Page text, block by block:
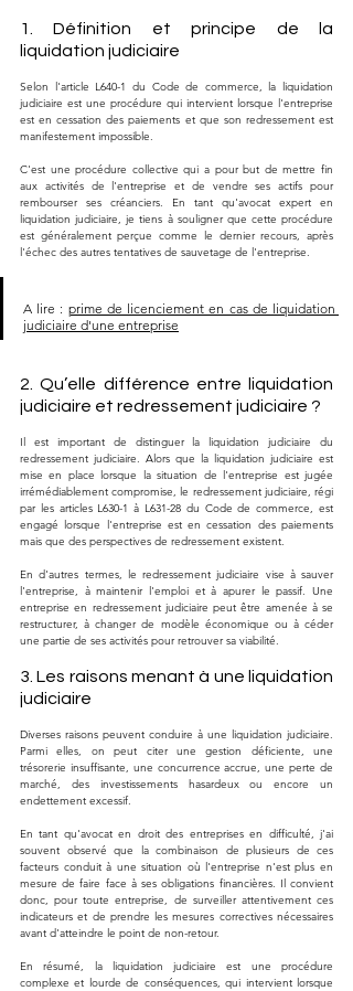
1. Définition et principe de la
liquidation judiciaire
Selon l'article L640-1 du Code de commerce, la liquidation
judiciaire est une procédure qui intervient lorsque l'entreprise
est en cessation des paiements et que son redressement est
manifestement impossible.
C'est une procédure collective qui a pour but de mettre fin
aux activités de l'entreprise et de vendre ses actifs pour
rembourser ses créanciers. En tant qu'avocat expert en
liquidation judiciaire, je tiens à souligner que cette procédure
est généralement perçue comme le dernier recours, après
l'échec des autres tentatives de sauvetage de l'entreprise.
A lire : prime de licenciement en cas de liquidation
judiciaire d'une entreprise
2. Qu’elle différence entre liquidation
judiciaire et redressement judiciaire ?
Il est important de distinguer la liquidation judiciaire du
redressement judiciaire. Alors que la liquidation judiciaire est
mise en place lorsque la situation de l'entreprise est jugée
irrémédiablement compromise, le redressement judiciaire, régi
par les articles L630-1 à L631-28 du Code de commerce, est
engagé lorsque l'entreprise est en cessation des paiements
mais que des perspectives de redressement existent.
En d'autres termes, le redressement judiciaire vise à sauver
l'entreprise, à maintenir l'emploi et à apurer le passif. Une
entreprise en redressement judiciaire peut être amenée à se
restructurer, à changer de modèle économique ou à céder
une partie de ses activités pour retrouver sa viabilité.
3. Les raisons menant à une liquidation
judiciaire
Diverses raisons peuvent conduire à une liquidation judiciaire.
Parmi elles, on peut citer une gestion déficiente, une
trésorerie insuffisante, une concurrence accrue, une perte de
marché, des investissements hasardeux ou encore un
endettement excessif.
En tant qu'avocat en droit des entreprises en difficulté, j'ai
souvent observé que la combinaison de plusieurs de ces
facteurs conduit à une situation où l'entreprise n'est plus en
mesure de faire face à ses obligations financières. Il convient
donc, pour toute entreprise, de surveiller attentivement ces
indicateurs et de prendre les mesures correctives nécessaires
avant d'atteindre le point de non-retour.
En résumé, la liquidation judiciaire est une procédure
complexe et lourde de conséquences, qui intervient lorsque